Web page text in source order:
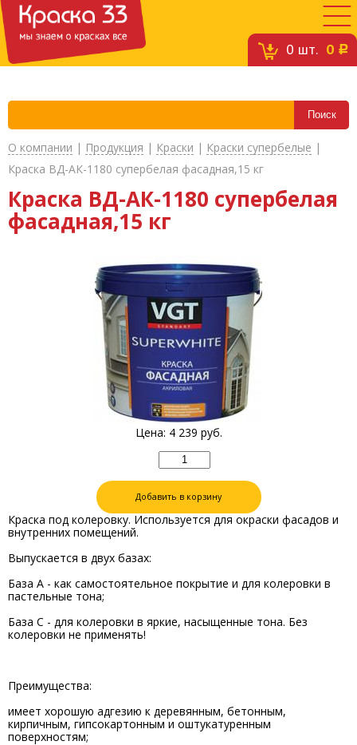
0 шт. 0 c
О компании | Продукция | Краски | Краски супербелые |
Краска ВД-АК-1180 супербелая фасадная,15 кг
Краска ВД-АК-1180 супербелая
фасадная,15 кг
Цена: 4 239 руб.
Добавить в корзину
Краска под колеровку. Используется для окраски фасадов и
внутренних помещений.
Выпускается в двух базах:
База А - как самостоятельное покрытие и для колеровки в
пастельные тона;
База С - для колеровки в яркие, насыщенные тона. Без
колеровки не применять!
Преимущества:
имеет хорошую адгезию к деревянным, бетонным,
кирпичным, гипсокартонным и оштукатуренным
поверхностям;